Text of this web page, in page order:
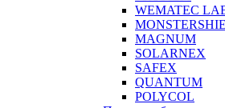
WEMATEC
MAGNUM
SOLARNEX
SAFEX
QUANTUM
POLYCOL